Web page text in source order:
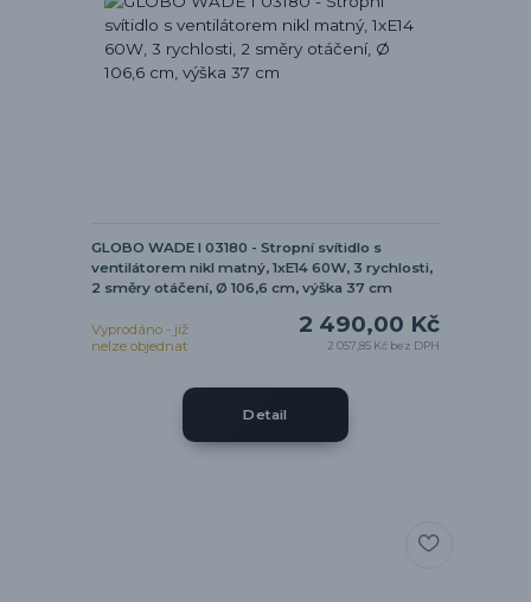
GLOBO WADE I 03180 - Stropní svítidlo s
ventilátorem nikl matný, 1xE14 60W, 3 rychlosti,
2 směry otáčení, Ø 106,6 cm, výška 37 cm
2 490,00 Kč
2 057,85 Kč bez DPH
Vyprodáno - již
nelze objednat
Detail